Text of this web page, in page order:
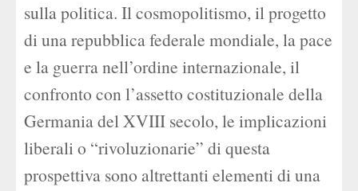
sulla politica. Il cosmopolitismo, il progetto
di una repubblica federale mondiale, la pace
e la guerra nell’ordine internazionale, il
confronto con l’assetto costituzionale della
Germania del XVIII secolo, le implicazioni
liberali o “rivoluzionarie” di questa
prospettiva sono altrettanti elementi di una